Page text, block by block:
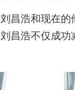
浩和现在的
昌浩不仅成